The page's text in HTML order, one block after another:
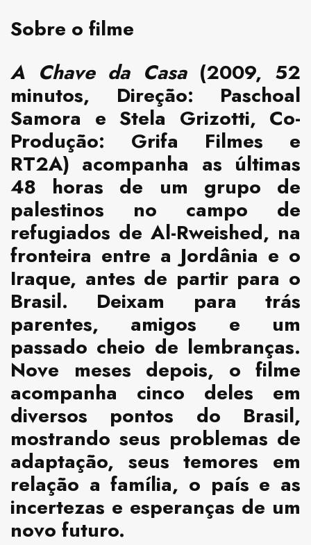
Sobre o filme
A Chave da Casa(2009, 52
minutos, Direção: Paschoal
Samora e Stela Grizotti, Co-
Produção: Grifa Filmes e
RT2A) acompanha as últimas
48 horas de um grupo de
palestinos no campo de
refugiados de Al-Rweished, na
fronteira entre a Jordânia e o
Iraque, antes de partir para o
Brasil. Deixam para trás
parentes, amigos e um
passado cheio de lembranças.
Nove meses depois, o filme
acompanha cinco deles em
diversos pontos do Brasil,
mostrando seus problemas de
adaptação, seus temores em
relação a família, o país e as
incertezas e esperanças de um
novo futuro.